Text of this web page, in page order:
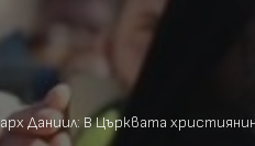
Даниил: В Църквата